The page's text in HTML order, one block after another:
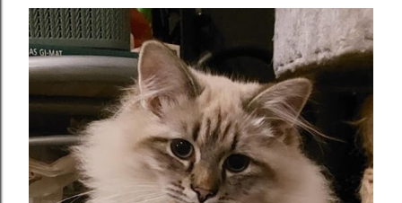
l
ä
g
g